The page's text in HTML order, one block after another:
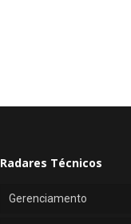
Radares Técnicos
Gerenciamento